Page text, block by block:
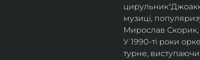
музиці,
Мирослав Скорик,
У 1990-ті роки
турне, виступаючи